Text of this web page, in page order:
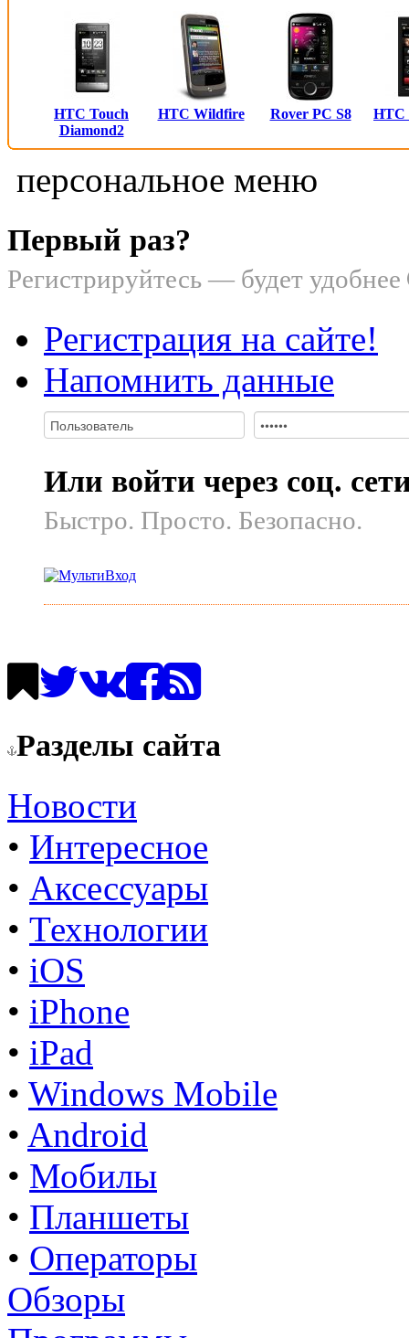
HTC Touch
Diamond2
HTC Wildfire Rover PC S8 HTC
персональное меню
Первый раз?
Регистрируйтесь — будет удобнее
Регистрация на сайте!
Напомнить данные
Или войти через соц.
Быстро. Просто. Безопасно.
Разделы сайта
Новости
• Интересное
• Аксессуары
• Технологии
• iOS
• iPhone
• iPad
• Windows Mobile
• Android
• Мобилы
• Планшеты
• Операторы
Обзоры